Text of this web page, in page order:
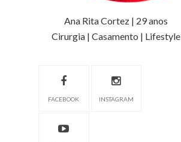
Ana Rita Cortez | 29 anos
Cirurgia | Casamento | Lifestyle
FACEBOOK INSTAGRAM